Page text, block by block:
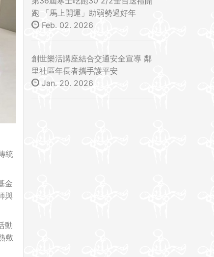
統
金
與
動
敷
跑 「馬上開運」助弱勢過好年
Feb. 02. 2026
創世樂活講座結合交通安全宣導 鄰
里社區年長者攜手護平安
Jan. 20. 2026